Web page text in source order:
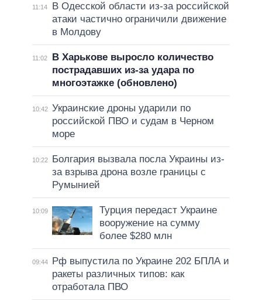
11:14
В Одесской области из-за российской
атаки частично ограничили движение
в Молдову
11:02
В Харькове выросло количество
пострадавших из-за удара по
многоэтажке (обновлено)
10:42 Украинские дроны ударили по
российской ПВО и судам в Черном
море
10:22
Болгария вызвала посла Украины из-
за взрыва дрона возле границы с
Румынией
10:09
Турция передаст Украине
вооружение на сумму
более $280 млн
09:44
Рф выпустила по Украине 202 БПЛА и
ракеты различных типов: как
отработала ПВО